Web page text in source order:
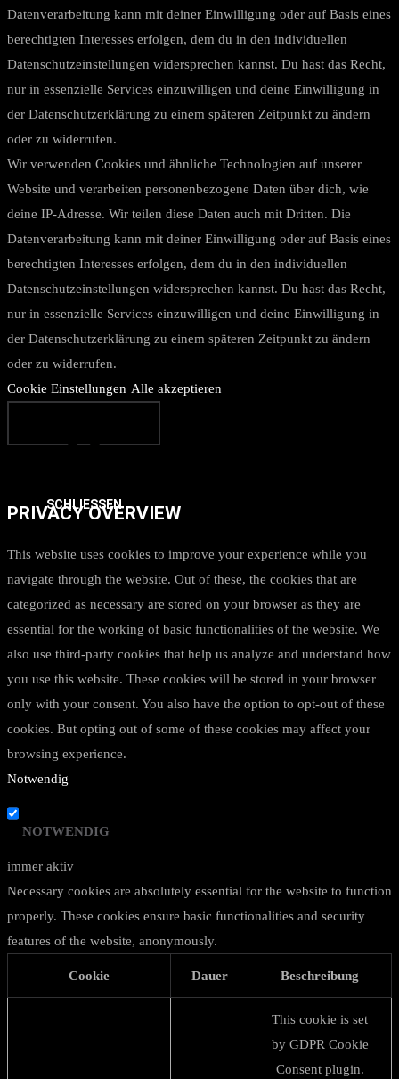
Datenverarbeitung kann mit deiner Einwilligung oder auf Basis eines
berechtigten Interesses erfolgen, dem du in den individuellen
Datenschutzeinstellungen widersprechen kannst. Du hast das Recht,
nur in essenzielle Services einzuwilligen und deine Einwilligung in
der Datenschutzerklärung zu einem späteren Zeitpunkt zu ändern
oder zu widerrufen.
Wir verwenden Cookies und ähnliche Technologien auf unserer
Website und verarbeiten personenbezogene Daten über dich, wie
deine IP-Adresse. Wir teilen diese Daten auch mit Dritten. Die
Datenverarbeitung kann mit deiner Einwilligung oder auf Basis eines
berechtigten Interesses erfolgen, dem du in den individuellen
Datenschutzeinstellungen widersprechen kannst. Du hast das Recht,
nur in essenzielle Services einzuwilligen und deine Einwilligung in
der Datenschutzerklärung zu einem späteren Zeitpunkt zu ändern
oder zu widerrufen.
Cookie Einstellungen Alle akzeptieren
SCHLIESSEN
PRIVACY OVERVIEW
This website uses cookies to improve your experience while you
navigate through the website. Out of these, the cookies that are
categorized as necessary are stored on your browser as they are
essential for the working of basic functionalities of the website. We
also use third-party cookies that help us analyze and understand how
you use this website. These cookies will be stored in your browser
only with your consent. You also have the option to opt-out of these
cookies. But opting out of some of these cookies may affect your
browsing experience.
Notwendig
NOTWENDIG
immer aktiv
Necessary cookies are absolutely essential for the website to function
properly. These cookies ensure basic functionalities and security
features of the website, anonymously.
Cookie Dauer Beschreibung
This cookie is set
by GDPR Cookie
Consent plugin.